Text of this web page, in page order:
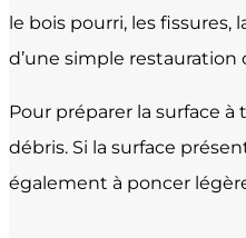
le bois pourri, les
d’une simple
Pour préparer la surface
débris. Si la surface
également à poncer